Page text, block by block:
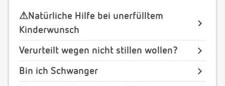
⚠Natürliche Hilfe bei unerfülltem
Kinderwunsch
Verurteilt wegen nicht stillen wollen?
Bin ich Schwanger